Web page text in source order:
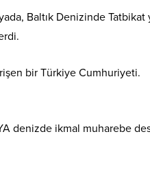
Baltık Denizinde Tatbikat
bir Türkiye Cumhuriyeti.
denizde ikmal muharebe